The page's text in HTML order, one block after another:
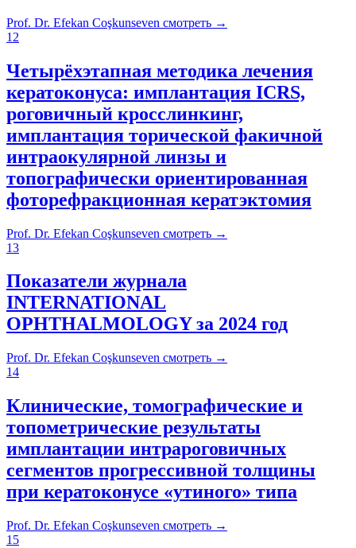
Prof. Dr. Efekan Coşkunseven смотреть →
12
Четырёхэтапная методика лечения
кератоконуса: имплантация ICRS,
роговичный кросслинкинг,
имплантация торической факичной
интраокулярной линзы и
топографически ориентированная
фоторефракционная кератэктомия
Prof. Dr. Efekan Coşkunseven смотреть →
13
Показатели журнала
INTERNATIONAL
OPHTHALMOLOGY за 2024 год
Prof. Dr. Efekan Coşkunseven смотреть →
14
Клинические, томографические и
топометрические результаты
имплантации интрароговичных
сегментов прогрессивной толщины
при кератоконусе «утиного» типа
Prof. Dr. Efekan Coşkunseven смотреть →
15